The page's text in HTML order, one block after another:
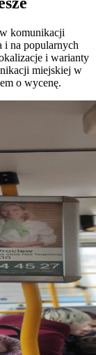
komunikacji
i na popularnych
i warianty
miejskiej w
o wycenę.